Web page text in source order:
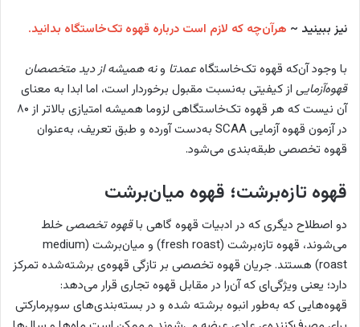
نیز ببینید ~ هرآن‌چه که لازم است درباره قهوه تک‌خاستگاه بدانید.
با وجود آن‌که قهوه تک‌خاستگاهعمدتا ونه همیشه از دید متخصصان
قهوه‌آزمایی از کیفیتی به‌نسبت مقبول برخوردار است، اما ابدا به معنای
آن نیست که هر قهوه تک‌خاستگاهی لزوما همیشه امتیازی بالاتر از ۸۰
در آزمون قهوه آزمایی SCAA به‌دست آورده و طبق تعریف، به‌‌عنوان
قهوه تخصصی طبقه‌بندی می‌شود.
قهوه تازه‌برشت؛ قهوه میان‌برشت
دو اصطلاح دیگری که در ادبیات قهوه گاهی باقهوه تخصصیخلط
می‌شوند، قهوه تازه‌برشت (fresh roast) و میان‌برشت (medium
roast) هستند. جریان قهوه تخصصی بر تازگی قهوه‌ی برشته‌شده تمرکز
دارد؛ یعنی ویژگی‌ای که آن‌را در مقابل قهوه‌ تجاری قرار می‌دهد:
قهوه‌هایی که به‌طور انبوه برشته شده و در بسته‌‌بندی‌های سوپرمارکتی